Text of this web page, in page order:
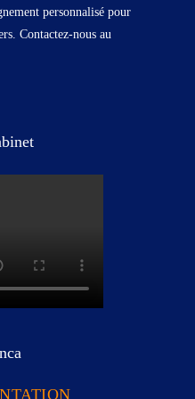
personnalisé pour
Contactez-nous au